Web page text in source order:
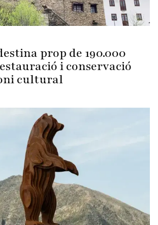
prop de 190.000
i conservació
cultural